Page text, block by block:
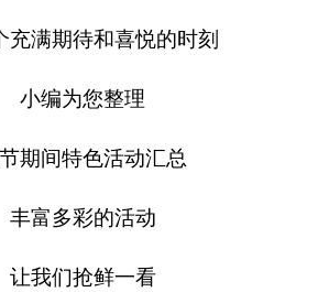
充满期待和喜悦的时刻
小编为您整理
期间特色活动汇总
丰富多彩的活动
让我们抢鲜一看